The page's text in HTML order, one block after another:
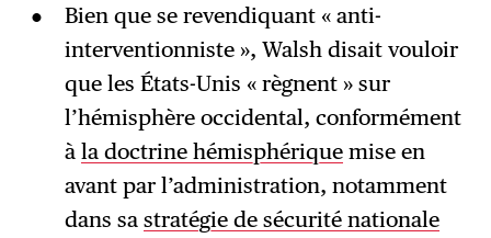
Bien que se revendiquant « anti-
interventionniste », Walsh disait vouloir
que les États-Unis « règnent » sur
l’hémisphère occidental, conformément
à la doctrine hémisphériquemise en
avant par l’administration, notamment
dans sa stratégie de sécurité nationale